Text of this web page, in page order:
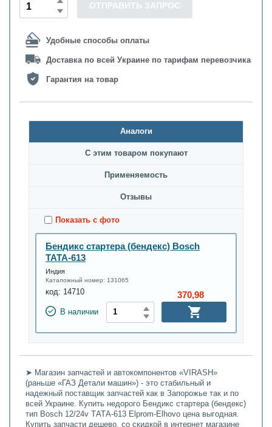
Удобные способы оплаты
Доставка по всей Украине по тарифам перевозчика
Гарантия на товар
ОТПРАВИТЬ ЗАПРОС
Аналоги
С этим товаром покупают
Применяемость
Oтзывы
Показать с фото
Бендикс стартера (бендекс) Bosch
ТАТА-613
Индия
Каталожный номер: 131065
код: 14710
В наличии
370,98
➤ Магазин запчастей и автокомпонентов «VIRASH»
(раньше «ГАЗ Детали машин») - это стабильный и
надежный поставщик запчастей как в Запорожье так и по
всей Украине. Купить недорого Бендикс стартера (бендекс)
тип Bosch 12/24v ТАТА-613 Elprom-Elhovo цена выгодная.
Купить запчасти дешево, со скидкой в интернет магазине